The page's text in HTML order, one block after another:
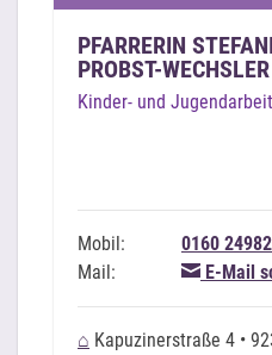
PFARRERIN
PROBST-WECHSLER
Kinder- und Jugendarbeit
Mobil:
0160
Mail:
E-Mail
⌂ Kapuzinerstraße 4 •